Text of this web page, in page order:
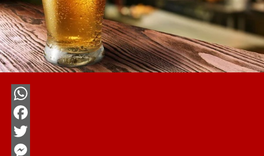
WhatsApp
Facebook
Twitter